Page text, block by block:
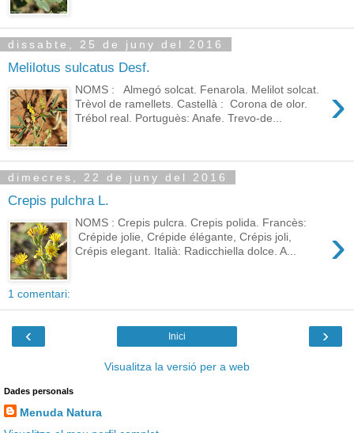
dissabte, 25 de juny del 2016
Melilotus sulcatus Desf.
›
NOMS : Almegó solcat. Fenarola. Melilot solcat.
Trèvol de ramellets. Castellà : Corona de olor.
Trébol real. Portuguès: Anafe. Trevo-de...
dimecres, 22 de juny del 2016
Crepis pulchra L.
›
NOMS : Crepis pulcra. Crepis polida. Francès:
Crépide jolie, Crépide élégante, Crépis joli,
Crépis elegant. Italià: Radicchiella dolce. A...
1 comentari:
‹ ›
Inici
Visualitza la versió per a web
Dades personals
Menuda Natura